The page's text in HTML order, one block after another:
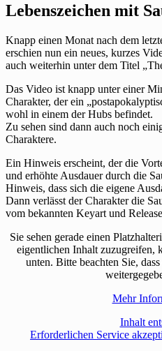
Lebenszeichen mit
Knapp einen Monat nach dem
erschien nun ein neues, kurzes
auch weiterhin unter dem Titel
Das Video ist knapp unter einer
Charakter, der ein
wohl in einem der Hubs befindet.
Zu sehen sind dann auch noch
Charaktere.
Ein Hinweis erscheint, der die
und erhöhte Ausdauer durch die
Hinweis, dass sich die eigene
Dann verlässt der Charakter die
vom bekannten Keyart und
Sie sehen gerade einen
eigentlichen Inhalt zuzugreifen,
unten. Bitte beachten Sie,
Mehr
Inhalt
Erforderlichen Service